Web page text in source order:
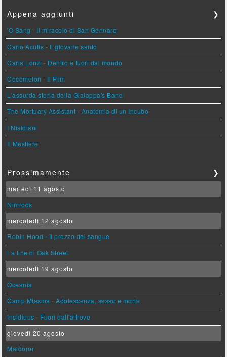
Appena aggiunti ❯
'O Sang - Il miracolo di San Gennaro
Carlo Acutis - Il giovane santo
Carla Lonzi - Dentro e fuori dal mondo
Cocomelon - Il Film
L'assurda storia della Gialappa's Band
The Mortuary Assistant - Anatomia di un Incubo
I Nisidiani
Il Mestiere
Prossimamente ❯
martedì 11 agosto
Nimrods
mercoledì 12 agosto
Robin Hood - Il prezzo del sangue
La fine di Oak Street
mercoledì 19 agosto
Oceania
Camp Miasma - Adolescenza, sesso e morte
Insidious - Fuori dall'altrove
giovedì 20 agosto
Maldoror